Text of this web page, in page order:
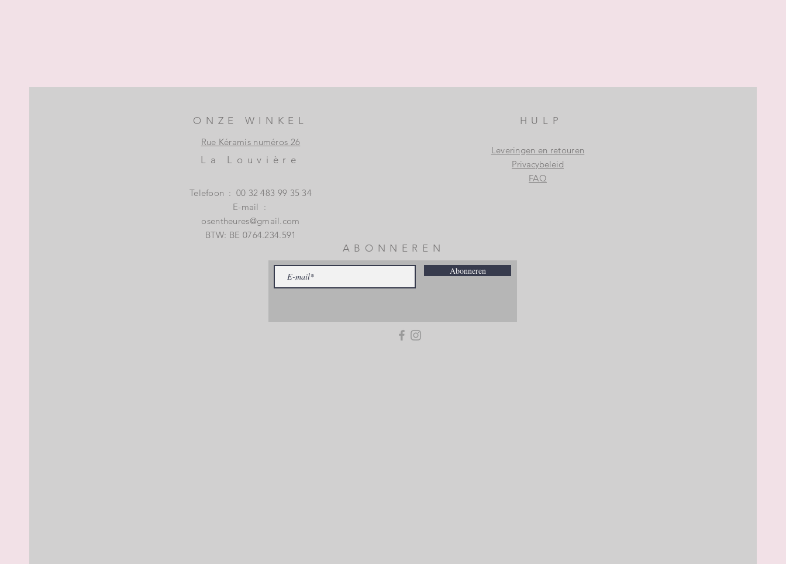
ONZE WINKEL
Rue Kéramis numéros 26
La Louvière
Telefoon : 00 32 483 99 35 34
E-mail :
osentheures@gmail.com
BTW: BE 0764.234.591
HULP
Leveringen en retouren
Privacybeleid
FAQ
ABONNEREN
Abonneren